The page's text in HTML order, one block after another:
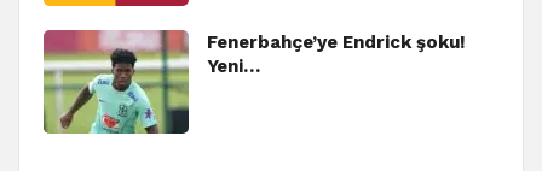
Fenerbahçe’ye Endrick şoku!
Yeni…